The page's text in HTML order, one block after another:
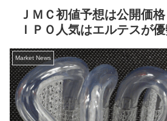
ＪＭＣ初値予想は公開価格
ＩＰＯ人気はエルテスが
Market News